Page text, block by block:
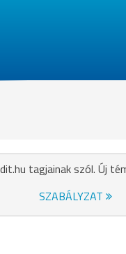
tagjainak szól. Új
SZABÁLYZAT